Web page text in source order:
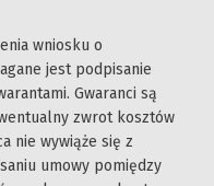
wniosku o
jest podpisanie
Gwaranci są
zwrot kosztów
nie wywiąże się z
umowy pomiędzy